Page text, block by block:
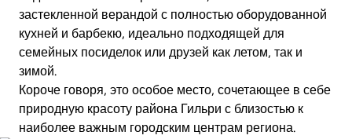
застекленной верандой с полностью оборудованной
кухней и барбекю, идеально подходящей для
семейных посиделок или друзей как летом, так и
зимой.
Короче говоря, это особое место, сочетающее в себе
природную красоту района Гильри с близостью к
наиболее важным городским центрам региона.